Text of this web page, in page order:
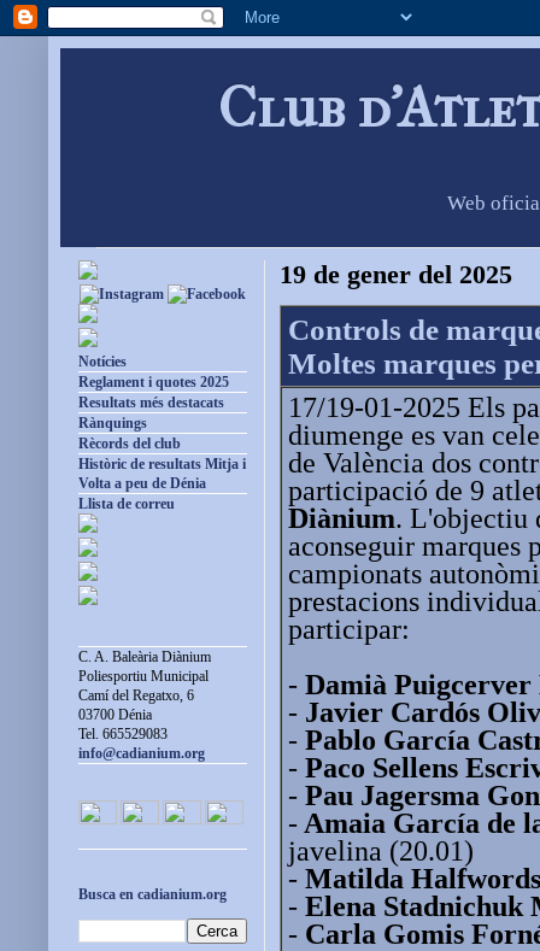
Club
Web
19 de gener del 2025
Controls de
Moltes marques
17/19-01-2025 Els
diumenge es van
de València dos
participació de 9
Diànium. L'objectiu
aconseguir marques
campionats
prestacions
participar:
- Damià Puigcerver
- Javier Cardós
- Pablo García
- Paco Sellens
- Pau Jagersma
- Amaia García de
javelina (20.01)
- Matilda
- Elena Stadnichuk
- Carla Gomis
Notícies
Reglament i quotes 2025
Resultats més destacats
Rànquings
Rècords del club
Històric de resultats Mitja i
Volta a peu de Dénia
Llista de correu
C. A. Baleària Diànium
Poliesportiu Municipal
Camí del Regatxo, 6
03700 Dénia
Tel. 665529083
info@cadianium.org
Busca en cadianium.org